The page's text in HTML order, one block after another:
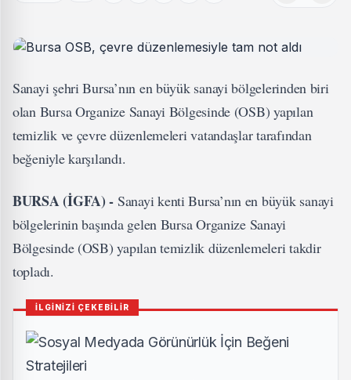
Sanayi şehri Bursa’nın en büyük sanayi bölgelerinden biri
olan Bursa Organize Sanayi Bölgesinde (OSB) yapılan
temizlik ve çevre düzenlemeleri vatandaşlar tarafından
beğeniyle karşılandı.
BURSA (İGFA) - Sanayi kenti Bursa’nın en büyük sanayi
bölgelerinin başında gelen Bursa Organize Sanayi
Bölgesinde (OSB) yapılan temizlik düzenlemeleri takdir
topladı.
İLGİNİZİ ÇEKEBİLİR